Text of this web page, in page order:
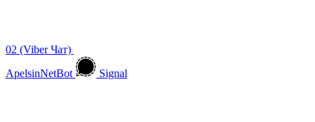
02 (Viber Чат)
ApelsinNetBot
Signal